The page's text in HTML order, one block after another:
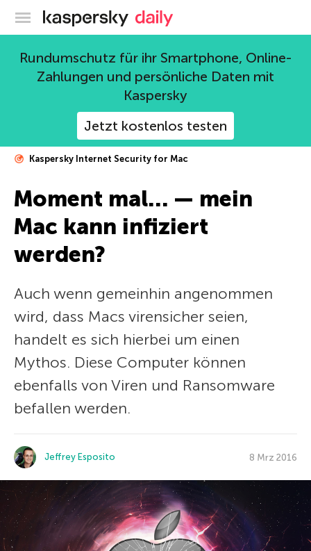
Offizieller Blog von Kaspersky
Rundumschutz für ihr Smartphone, Online-
Zahlungen und persönliche Daten mit
Kaspersky
Jetzt kostenlos testen
Kaspersky Internet Security for Mac
Moment mal… — mein
Mac kann infiziert
werden?
Auch wenn gemeinhin angenommen
wird, dass Macs virensicher seien,
handelt es sich hierbei um einen
Mythos. Diese Computer können
ebenfalls von Viren und Ransomware
befallen werden.
Jeffrey Esposito 8 Mrz 2016